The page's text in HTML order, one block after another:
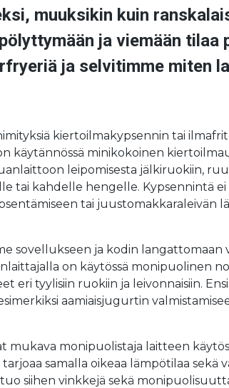
muuksikin kuin
ja viemään tilaa
ja selvitimme miten
kiertoilmakypsennin tai
käytännössä minikokoinen
leipomisesta jälkiruokiin,
tai kahdelle hengelle. Kypsennintä
tai juustomakkaraleivän
sovellukseen ja kodin langattomaan
on käytössä monipuolinen
eri tyylisiin ruokiin ja leivonnaisiin.
aamiaisjugurtin
monipuolistaja laitteen
samalla oikeaa lämpötilaa sekä
siihen vinkkejä sekä